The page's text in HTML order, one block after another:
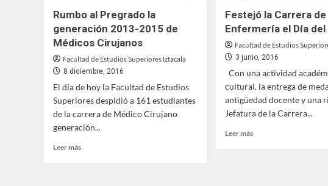
Rumbo al Pregrado la
generación 2013-2015 de
Médicos Cirujanos
Facultad de Estudios Superiores Iztacala
8 diciembre, 2016
El día de hoy la Facultad de Estudios
Superiores despidió a 161 estudiantes
de la carrera de Médico Cirujano
generación...
Leer másLeer
Festejó la Carrera de
Enfermería el Día
Facultad de Estudios
3 junio, 2016
Con una actividad
cultural, la entrega de
antigüedad docente y una
Jefatura de la Carrera...
Leer másLeer